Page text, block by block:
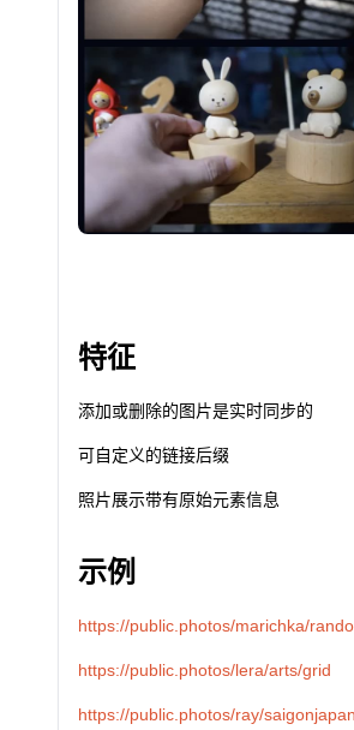
特征
添加或删除的图片是实时同步的
可自定义的链接后缀
照片展示带有原始元素信息
示例
https://public.photos/marichka/
https://public.photos/lera/arts/grid
https://public.photos/ray/